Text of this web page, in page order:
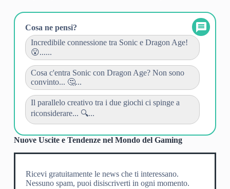
Cosa ne pensi?
Incredibile connessione tra Sonic e Dragon Age!
😮......
Cosa c'entra Sonic con Dragon Age? Non sono
convinto... 🤔...
Il parallelo creativo tra i due giochi ci spinge a
riconsiderare... 🔍...
Nuove Uscite e Tendenze nel Mondo del Gaming
Ricevi gratuitamente le news che ti interessano.
Nessuno spam, puoi disiscriverti in ogni momento.